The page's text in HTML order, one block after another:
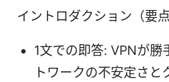
イントロダクション（要
1文での即答: VPNが勝
トワークの不安定さと